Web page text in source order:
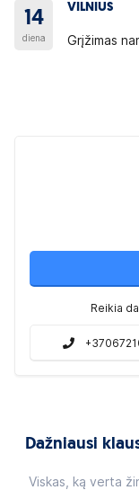
14
diena
VILNIUS
Grįžimas
Reikia
Dažniausi
Viskas, ką verta